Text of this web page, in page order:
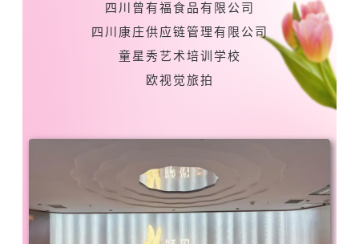
四川曾有福食品有限公司
四川康庄供应链管理有限公司
童星秀艺术培训学校
欧视觉旅拍